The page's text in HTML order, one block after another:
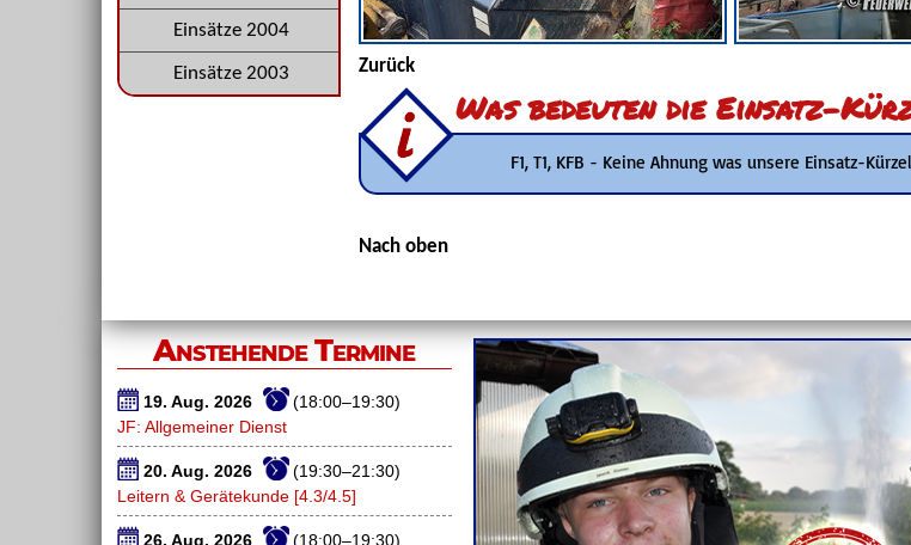
Zurück
Was bedeuten die Einsatz-
F1, T1, KFB - Keine Ahnung was unsere Einsatz-
Nach oben
Einsätze 2004
Einsätze 2003
Anstehende Termine
19. Aug. 2026
(18:00–19:30)
JF: Allgemeiner Dienst
20. Aug. 2026
(19:30–21:30)
Leitern & Gerätekunde [4.3/4.5]
26. Aug. 2026 (18:00–19:30)